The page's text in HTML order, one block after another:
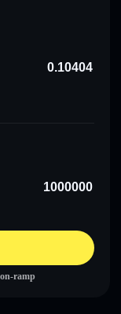
ramp